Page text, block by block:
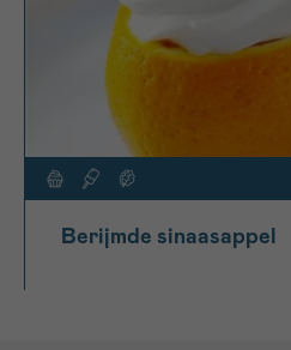
Berijmde sinaasappel